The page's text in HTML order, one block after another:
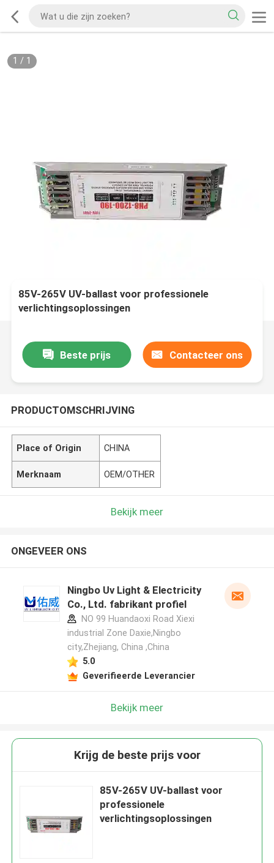
1 / 1
85V-265V UV-ballast voor professionele
verlichtingsoplossingen
Beste prijs Contacteer ons
PRODUCTOMSCHRIJVING
Place of Origin CHINA
Merknaam OEM/OTHER
Bekijk meer
ONGEVEER ONS
Ningbo Uv Light & Electricity
Co., Ltd. fabrikant profiel
NO 99 Huandaoxi Road Xiexi
industrial Zone Daxie,Ningbo
city,Zhejiang, China ,China
5.0
Geverifieerde Leverancier
Bekijk meer
Krijg de beste prijs voor
85V-265V UV-ballast voor
professionele
verlichtingsoplossingen